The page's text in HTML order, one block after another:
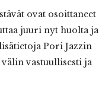
ovat osoittaneet
juuri nyt huolta ja
Pori Jazzin
vastuullisesti ja